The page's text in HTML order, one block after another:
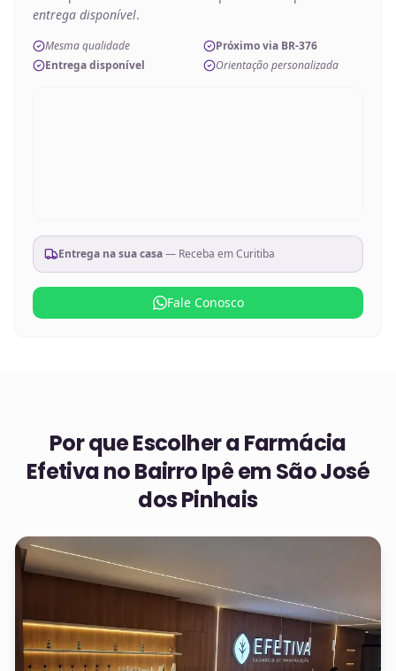
entrega disponível.
Mesma qualidade
Próximo via BR-376
Entrega disponível
Orientação personalizada
Entrega na sua casa— Receba emCuritiba
Fale Conosco
Por que Escolher a Farmácia
Efetiva noBairro Ipê em São José
dos Pinhais